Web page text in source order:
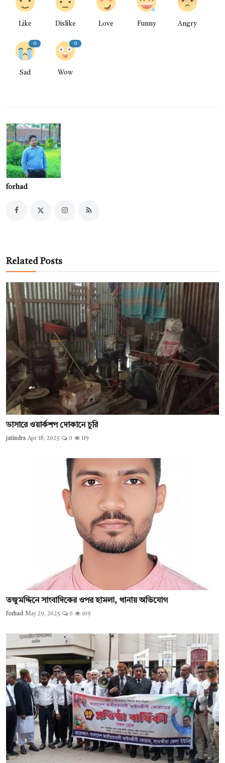
Like Dislike Love Funny Angry
0
Sad
0
Wow
forhad
Related Posts
ডাসারে ওয়ার্কশপ দোকানে চুরি
jatindra Apr 18, 2025 0 119
তজুমদ্দিনে সাংবাদিকের ওপর হামলা, থানায় অভিযোগ
forhad May 29, 2025 0 109